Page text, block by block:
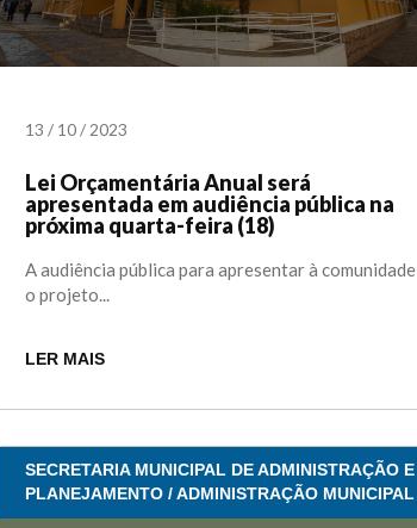
13 / 10/2023
Lei Orçamentária Anual será
apresentada em audiência pública na
próxima quarta-feira (18)
A audiência pública para apresentar à comunidade
o projeto...
LER MAIS
SECRETARIA MUNICIPAL DE ADMINISTRAÇÃO E
PLANEJAMENTO / ADMINISTRAÇÃO MUNICIPAL